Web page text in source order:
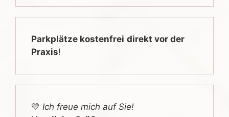
Parkplätze kostenfrei direkt vor der
Praxis!
💛 Ich freue mich auf Sie!